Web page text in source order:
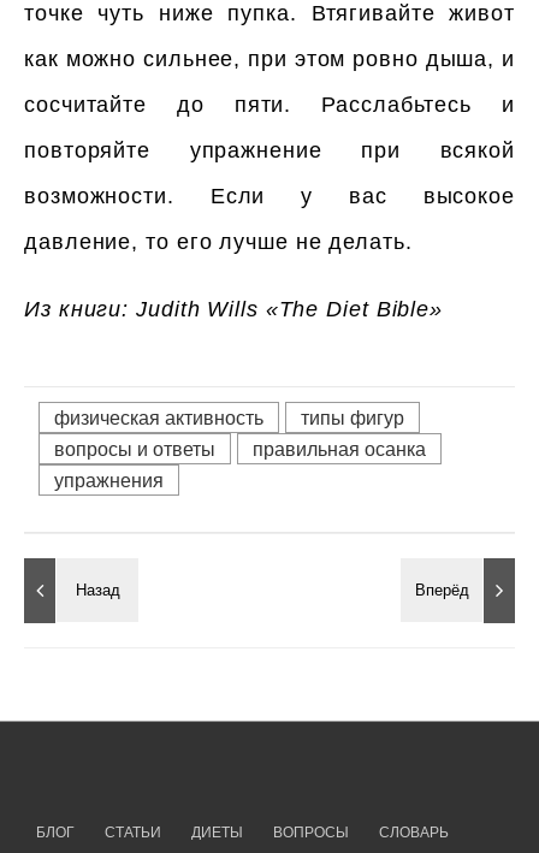
точке чуть ниже пупка. Втягивайте живот
как можно сильнее, при этом ровно дыша, и
сосчитайте до пяти. Расслабьтесь и
повторяйте упражнение при всякой
возможности. Если у вас высокое
давление, то его лучше не делать.
Из книги: Judith Wills «The Diet Bible»
физическая активность
типы фигур
вопросы и ответы
правильная осанка
упражнения
БЛОГ СТАТЬИ ДИЕТЫ ВОПРОСЫ СЛОВАРЬ